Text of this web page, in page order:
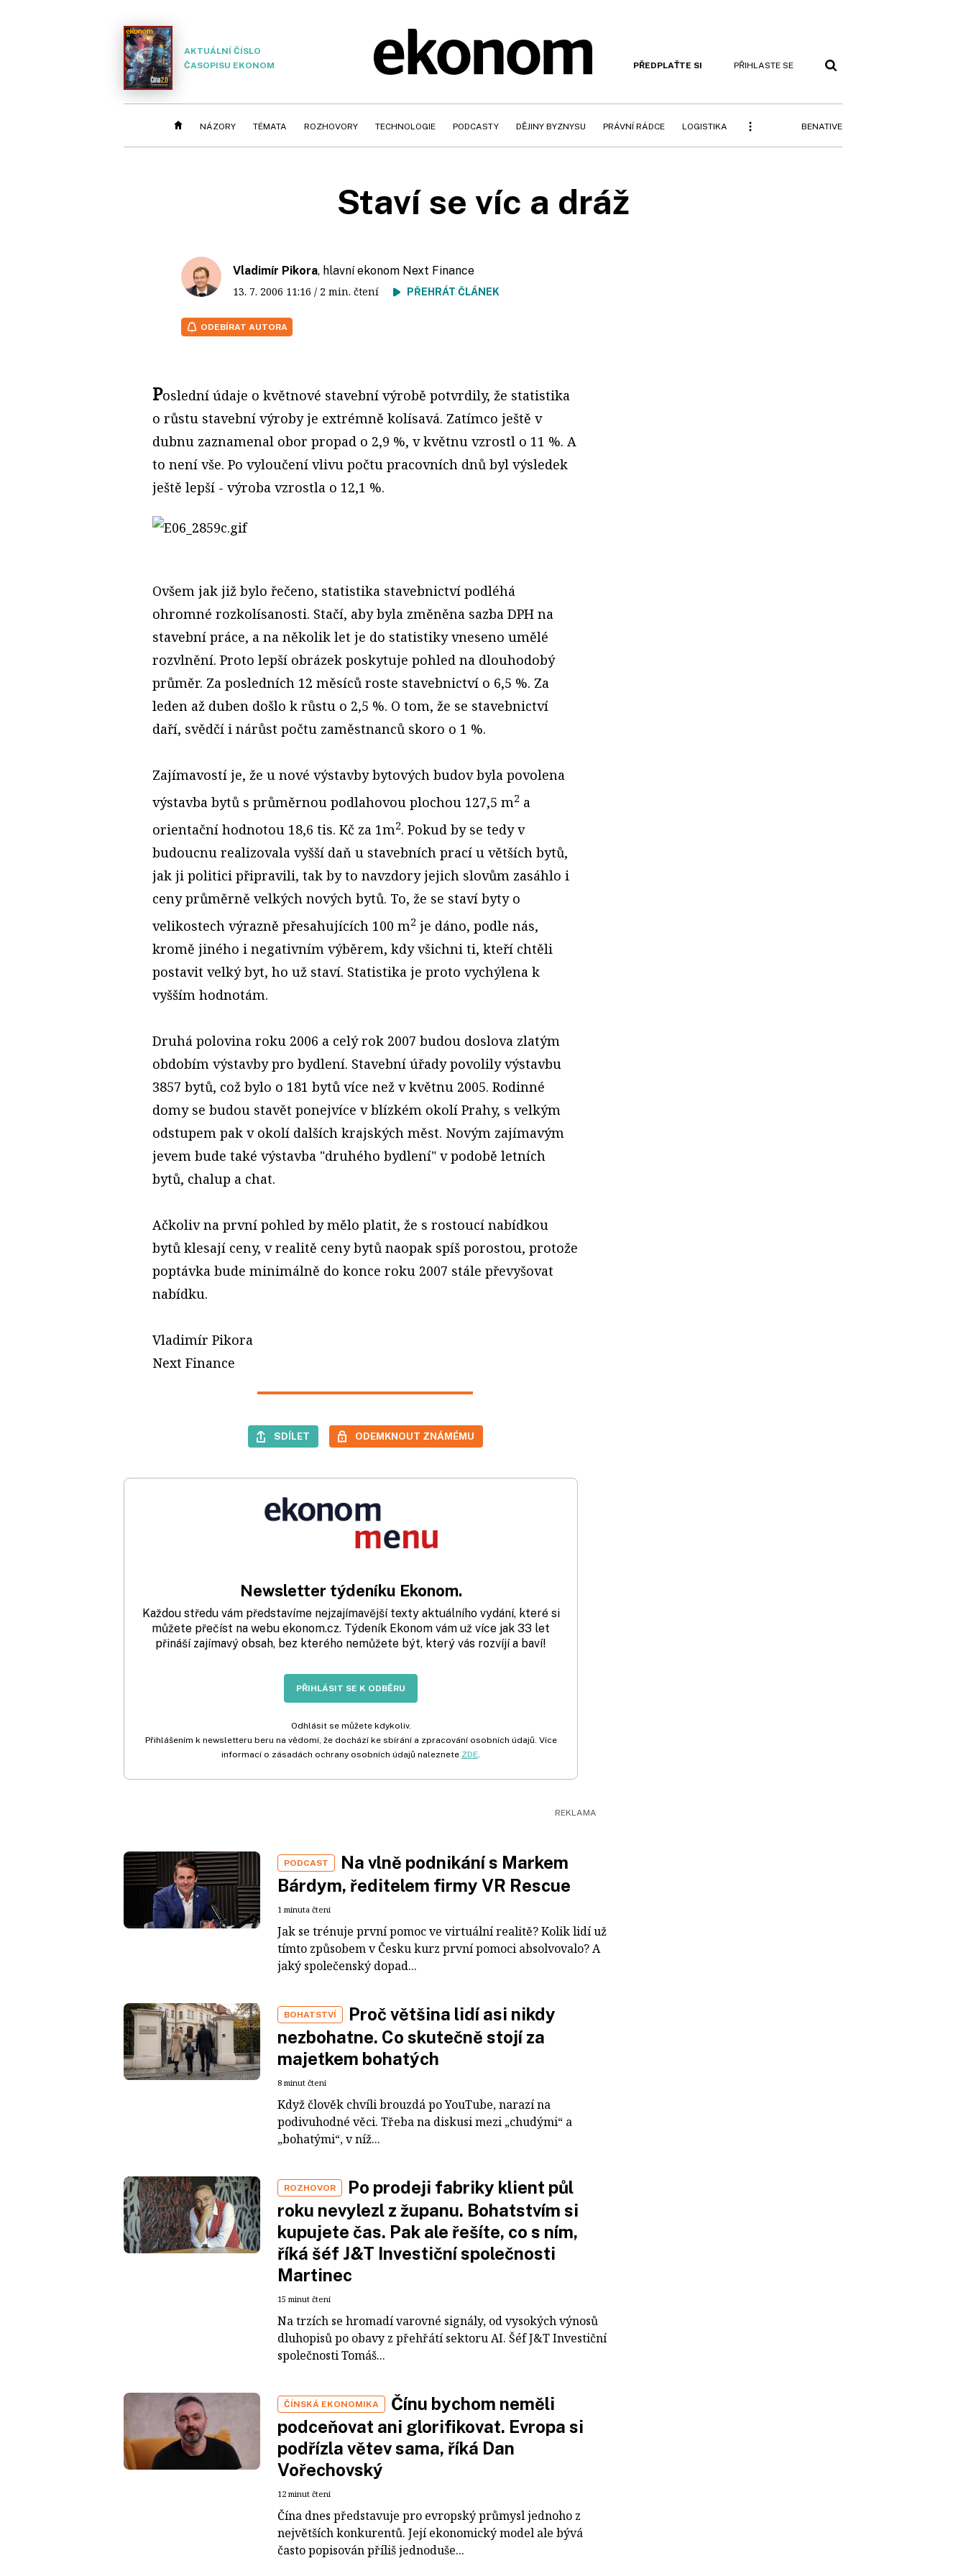
AKTUÁLNÍ ČÍSLO
ČASOPISU EKONOM
PŘEDPLAŤTE SI PŘIHLASTE SE
NÁZORY TÉMATA ROZHOVORY TECHNOLOGIE PODCASTY DĚJINY BYZNYSU PRÁVNÍ RÁDCE LOGISTIKA BENATIVE
Staví se víc a dráž
Vladimír Pikora, hlavní ekonom Next Finance
13. 7. 2006 11:16 / 2 min. čtení PŘEHRÁT ČLÁNEK
ODEBÍRAT AUTORA
Poslední údaje o květnové stavební výrobě potvrdily, že statistika
o růstu stavební výroby je extrémně kolísavá. Zatímco ještě v
dubnu zaznamenal obor propad o 2,9 %, v květnu vzrostl o 11 %. A
to není vše. Po vyloučení vlivu počtu pracovních dnů byl výsledek
ještě lepší - výroba vzrostla o 12,1 %.
Ovšem jak již bylo řečeno, statistika stavebnictví podléhá
ohromné rozkolísanosti. Stačí, aby byla změněna sazba DPH na
stavební práce, a na několik let je do statistiky vneseno umělé
rozvlnění. Proto lepší obrázek poskytuje pohled na dlouhodobý
průměr. Za posledních 12 měsíců roste stavebnictví o 6,5 %. Za
leden až duben došlo k růstu o 2,5 %. O tom, že se stavebnictví
daří, svědčí i nárůst počtu zaměstnanců skoro o 1 %.
Zajímavostí je, že u nové výstavby bytových budov byla povolena
výstavba bytů s průměrnou podlahovou plochou 127,5 m2 a
orientační hodnotou 18,6 tis. Kč za 1m2. Pokud by se tedy v
budoucnu realizovala vyšší daň u stavebních prací u větších bytů,
jak ji politici připravili, tak by to navzdory jejich slovům zasáhlo i
ceny průměrně velkých nových bytů. To, že se staví byty o
velikostech výrazně přesahujících 100 m2 je dáno, podle nás,
kromě jiného i negativním výběrem, kdy všichni ti, kteří chtěli
postavit velký byt, ho už staví. Statistika je proto vychýlena k
vyšším hodnotám.
Druhá polovina roku 2006 a celý rok 2007 budou doslova zlatým
obdobím výstavby pro bydlení. Stavební úřady povolily výstavbu
3857 bytů, což bylo o 181 bytů více než v květnu 2005. Rodinné
domy se budou stavět ponejvíce v blízkém okolí Prahy, s velkým
odstupem pak v okolí dalších krajských měst. Novým zajímavým
jevem bude také výstavba "druhého bydlení" v podobě letních
bytů, chalup a chat.
Ačkoliv na první pohled by mělo platit, že s rostoucí nabídkou
bytů klesají ceny, v realitě ceny bytů naopak spíš porostou, protože
poptávka bude minimálně do konce roku 2007 stále převyšovat
nabídku.
Vladimír Pikora
Next Finance
SDÍLET ODEMKNOUT ZNÁMÉMU
Newsletter týdeníku Ekonom.
Každou středu vám představíme nejzajímavější texty aktuálního vydání, které si
můžete přečíst na webu ekonom.cz. Týdeník Ekonom vám už více jak 33 let
přináší zajímavý obsah, bez kterého nemůžete být, který vás rozvíjí a baví!
PŘIHLÁSIT SE K ODBĚRU
Odhlásit se můžete kdykoliv.
Přihlášením k newsletteru beru na vědomí, že dochází ke sbírání a zpracování osobních údajů. Více
informací o zásadách ochrany osobních údajů naleznete ZDE.
PODCAST
Na vlně podnikání s Markem
Bárdym, ředitelem firmy VR Rescue
1 minuta čtení
Jak se trénuje první pomoc ve virtuální realitě? Kolik lidí už
tímto způsobem v Česku kurz první pomoci absolvovalo? A
jaký společenský dopad...
BOHATSTVÍ
Proč většina lidí asi nikdy
nezbohatne. Co skutečně stojí za
majetkem bohatých
8 minut čtení
Když člověk chvíli brouzdá po YouTube, narazí na
podivuhodné věci. Třeba na diskusi mezi „chudými“ a
„bohatými“, v níž...
ROZHOVOR
Po prodeji fabriky klient půl
roku nevylezl z županu. Bohatstvím si
kupujete čas. Pak ale řešíte, co s ním,
říká šéf J&T Investiční společnosti
Martinec
15 minut čtení
Na trzích se hromadí varovné signály, od vysokých výnosů
dluhopisů po obavy z přehřátí sektoru AI. Šéf J&T Investiční
společnosti Tomáš...
ČÍNSKÁ EKONOMIKA
Čínu bychom neměli
podceňovat ani glorifikovat. Evropa si
podřízla větev sama, říká Dan
Vořechovský
12 minut čtení
Čína dnes představuje pro evropský průmysl jednoho z
největších konkurentů. Její ekonomický model ale bývá
často popisován příliš jednoduše...